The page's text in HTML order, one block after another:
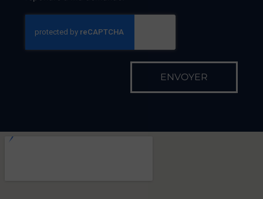
ENVOYER